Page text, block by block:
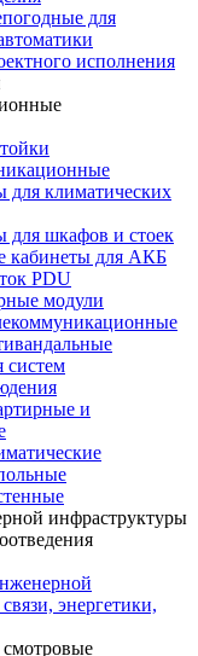
для
исполнения
для климатических
для шкафов и стоек
кабинеты для АКБ
PDU
модули
и
инфраструктуры
энергетики,